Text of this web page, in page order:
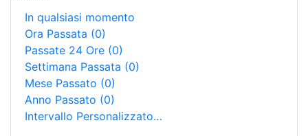
In qualsiasi momento
Ora Passata (0)
Passate 24 Ore (0)
Settimana Passata (0)
Mese Passato (0)
Anno Passato (0)
Intervallo Personalizzato…